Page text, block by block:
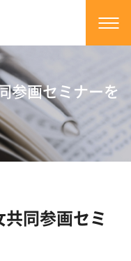
参画セミナーを
同参画セミ